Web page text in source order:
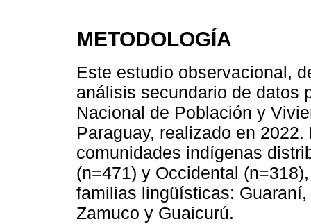
METODOLOGÍA
Este estudio observacional,
análisis secundario de datos
Nacional de Población y
Paraguay, realizado en
comunidades indígenas
(n=471) y Occidental
familias lingüísticas:
Zamuco y Guaicurú.